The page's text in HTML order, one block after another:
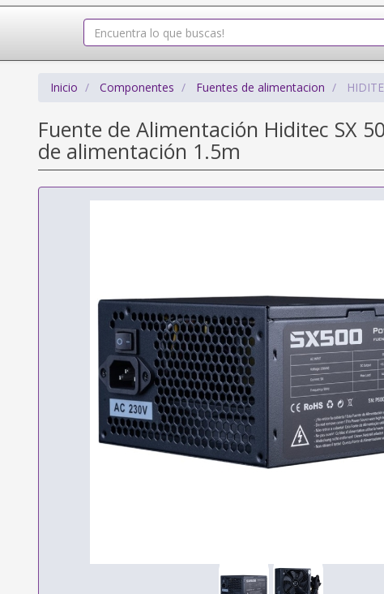
Inicio Componentes Fuentes de alimentacion
Fuente de Alimentación Hiditec SX
de alimentación 1.5m